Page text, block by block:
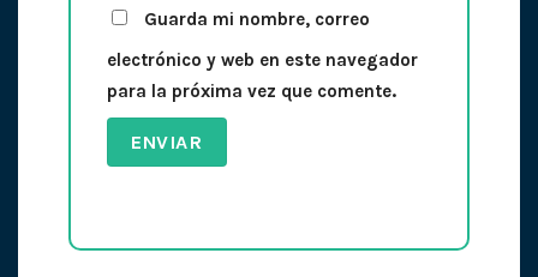
Guarda mi nombre, correo
electrónico y web en este navegador
para la próxima vez que comente.